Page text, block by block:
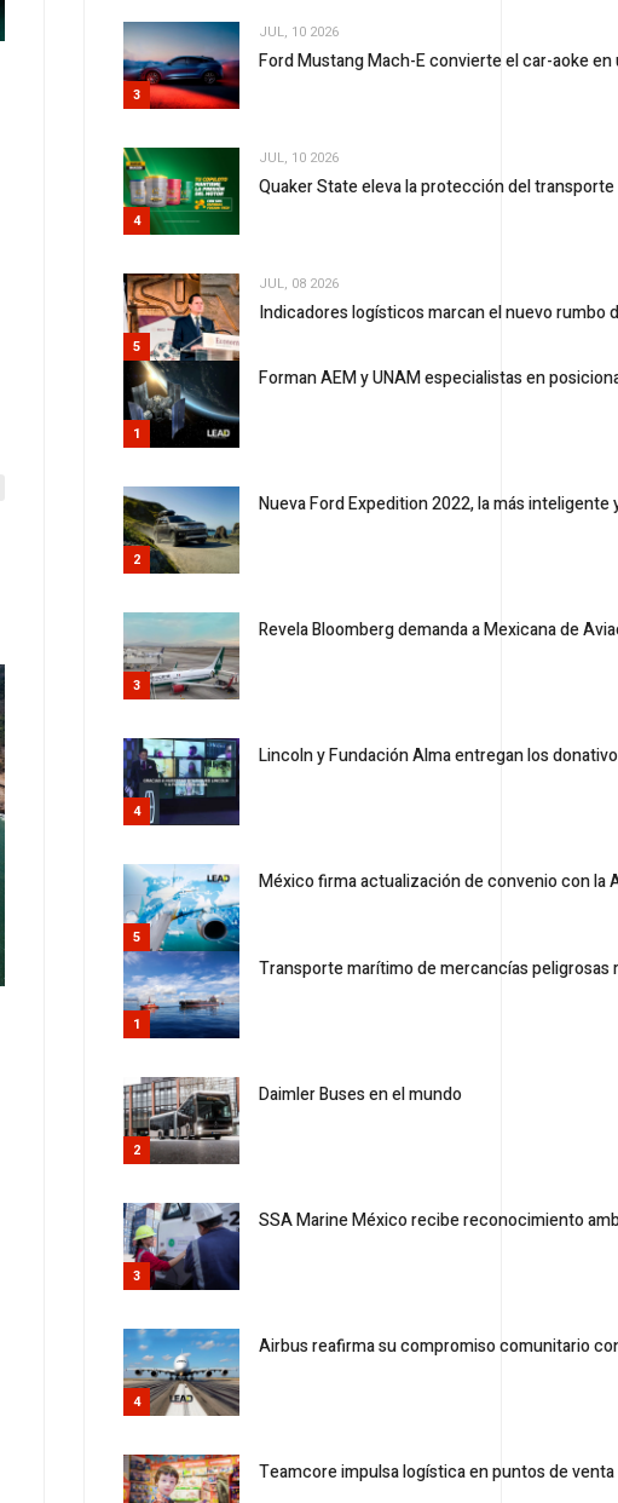
3
JUL, 10 2026
Ford Mustang Mach-E convierte el car-aoke
4
JUL, 10 2026
Quaker State eleva la protección del
5
JUL, 08 2026
Indicadores logísticos marcan el nuevo rumbo
1
Forman AEM y UNAM especialistas en
2
Nueva Ford Expedition 2022, la más
3
Revela Bloomberg demanda a Mexicana de
4
Lincoln y Fundación Alma entregan los
5
México firma actualización de convenio con la
1
Transporte marítimo de mercancías peligrosas
2
Daimler Buses en el mundo
3
SSA Marine México recibe reconocimiento
4
Airbus reafirma su compromiso comunitario
Teamcore impulsa logística en puntos de venta